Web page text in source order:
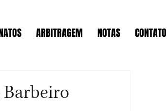
ARBITRAGEM NOTAS CONTATO